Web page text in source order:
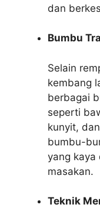
dan
Bumbu
Selain
kembang
berbagai
seperti
kunyit,
bumbu-
yang kaya
masakan.
Teknik